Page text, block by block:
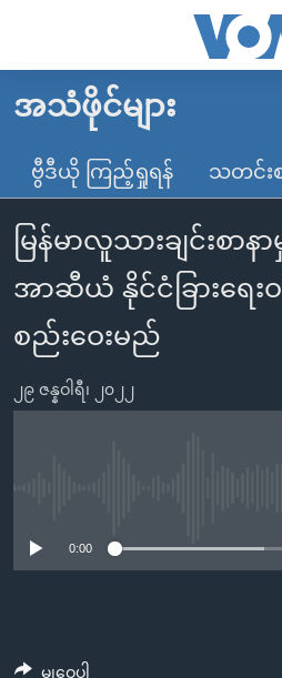
လွယ်ကူ
သည့်
Link
များ
ပင်မ
အကြောင်းအရာ
ကျော်
ကြည့်
မူလစာမျက်နှာ
မြန်မာ
ကမ္ဘာ့သတင်းများ
နိုင်ငံတကာ
အမေရိကန်
တရုတ်
အစ္စရေး-ပါလက်စတိုင်း
ဗွီဒီယို
သတင်းလွတ်လပ်ခွင့်
ရပ်ဝန်းတခု လမ်းတခု အလွန်
အင်္ဂလိပ်စာလေ့လာမယ်
အမေရိကန်သုံးအီဒီယံ
အပတ်စဉ်ကဏ္ဍများ
အသံဖိုင်များ
ဗွီဒီယို ကြည့်ရှုရန် သတင်း
မြန်မာလူသားချင်းစ
အာဆီယံ နိုင်ငံခြားရေးဝ
စည်းဝေးမည်
၂၉ ဇန္နဝါရီ၊ ၂၀၂၂
0:00
မျှဝေပါ